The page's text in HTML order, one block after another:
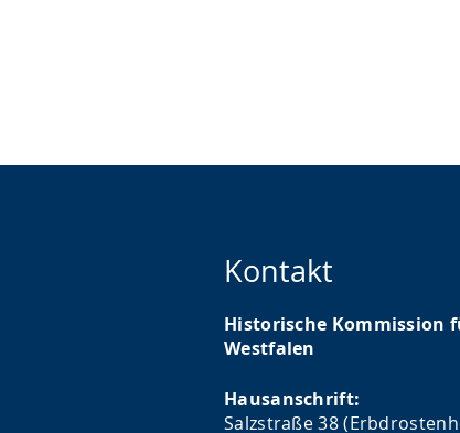
Kontakt
Historische Kommission
Westfalen
Hausanschrift:
Salzstraße 38